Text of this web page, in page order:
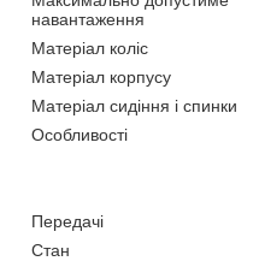
навантаження
Матеріал коліс
Матеріал корпусу
Матеріал сидіння і спинки
Особливості
Передачі
Стан